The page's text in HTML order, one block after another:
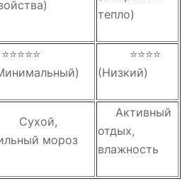
тепло)
⭐⭐⭐⭐
(Низкий)
мороз
Активный
отдых,
влажность